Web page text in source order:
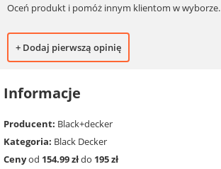
Oceń produkt i pomóż innym klientom w wyborze.
+ Dodaj pierwszą opinię
Informacje
Producent: Black+decker
Kategoria: Black Decker
Cenyod 154.99 złdo 195 zł